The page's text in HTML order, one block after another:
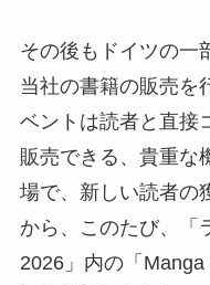
その後もドイツの一
当社の書籍の販売を
ベントは読者と直接
販売できる、貴重な
場で、新しい読者の
から、このたび、「
2026」内の「